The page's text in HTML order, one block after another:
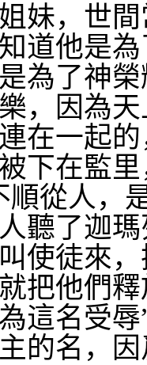
妹，世
道他是
為了神
，因為
在一起
下在監
順從人，
聽了迦
使徒來
把他們
這名受辱
的名，